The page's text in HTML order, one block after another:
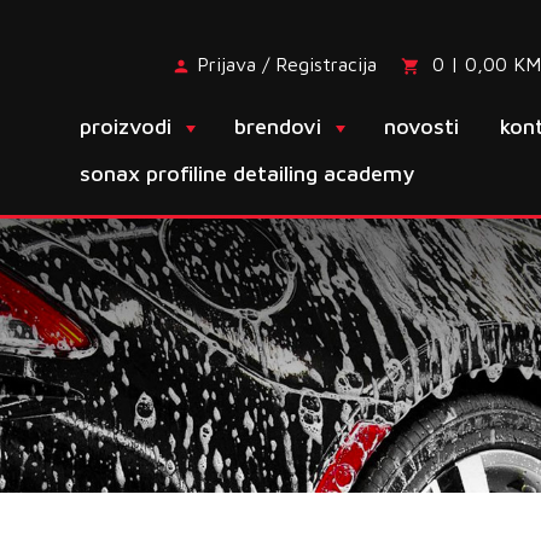
Prijava / Registracija 0 | 0,00 KM
proizvodi brendovi novosti
sonax profiline detailing academy